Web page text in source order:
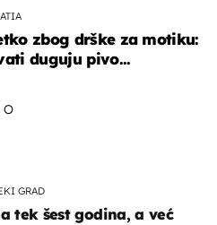
zbog drške za motiku:
duguju pivo...
GRAD
tek šest godina, a već